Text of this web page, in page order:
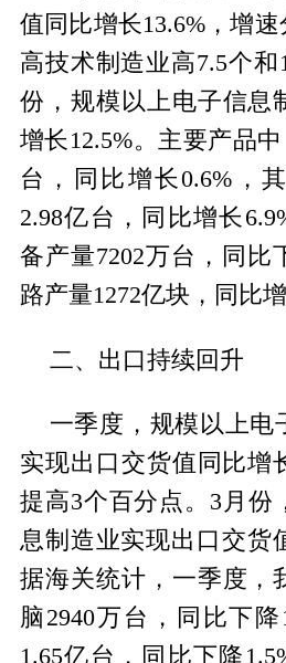
值同比增长13.6%，增速
高技术制造业高7.5个和
份，规模以上电子信息
增长12.5%。主要产品
台，同比增长0.6%，
2.98亿台，同比增长
备产量7202万台，同比
路产量1272亿块，同比增
二、出口持续回升
一季度，规模以上电
实现出口交货值同比增
提高3个百分点。3月份
息制造业实现出口交货
据海关统计，一季度，
脑2940万台，同比下
1.65亿台，同比下降